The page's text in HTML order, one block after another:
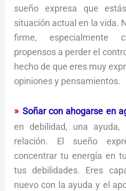
sueño expresa que
situación actual en la vida.
firme, especialmente
propensos a perder el
hecho de que eres muy
opiniones y pensamientos.
Soñar con ahogarse en
en debilidad, una
relación. El sueño
concentrar tu energía en
tus debilidades. Eres
nuevo con la ayuda y el